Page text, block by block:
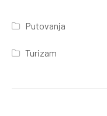
Putovanja
Turizam